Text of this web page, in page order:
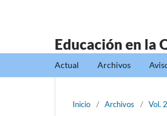
Educación en la
Actual Archivos
Inicio / Archivos / Vol.